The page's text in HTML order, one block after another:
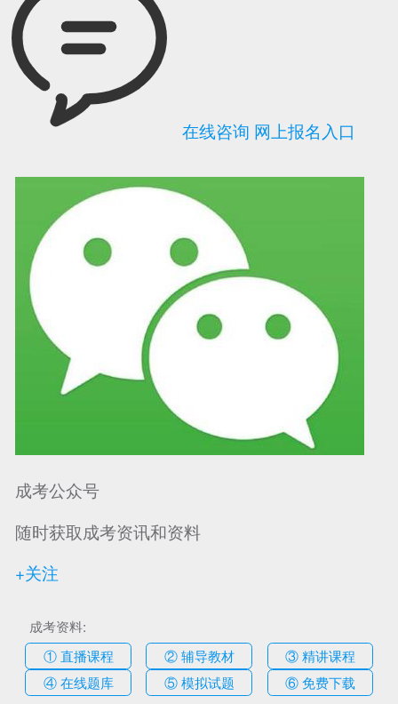
可信网站信用评 网络警察提醒你 诚信网站
在线咨询 网上报名入口
成考公众号
随时获取成考资讯和资料
+关注
成考资料:
① 直播课程
② 辅导教材
③ 精讲课程
④ 在线题库
⑤ 模拟试题 ⑥ 免费下载